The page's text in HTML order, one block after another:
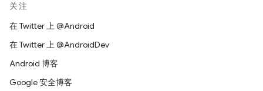
关注
在 Twitter 上 @Android
在 Twitter 上 @AndroidDev
Android 博客
Google 安全博客